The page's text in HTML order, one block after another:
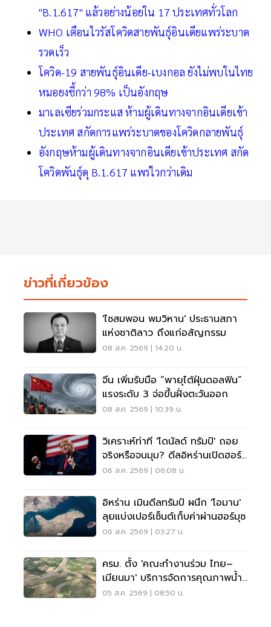
"B.1.617" แล้วอย่างน้อยใน 17 ประเทศทั่วโลก
WHO เตือนไวรัสโควิดสายพันธุ์อินเดียแพร่ระบาด
รวดเร็ว
โควิด-19 สายพันธุ์อินเดีย-เบงกอล ยังไม่พบในไทย
หมอยงชี้กว่า 98% เป็นอังกฤษ
มาเลเซียร่วมกระแส ห้ามผู้เดินทางจากอินเดียเข้า
ประเทศ สกัดการแพร่ระบาดของโควิดกลายพันธุ์
อังกฤษห้ามผู้เดินทางจากอินเดียเข้าประเทศ สกัด
โควิดพันธุ์ดุ B.1.617 แพร่ไวกว่าเดิม
ข่าวที่เกี่ยวข้อง
'ไซสมพอน พมวิหาน' ประธานสภา
แห่งชาติลาว ถึงแก่อสัญกรรม
08 ส.ค. 2569 | 14:20 น.
จีน เพิ่มรับมือ “พายุไต้ฝุ่นดอลฟิน”
แรงระดับ 3 จ่อขึ้นฝั่งตะวันออก
08 ส.ค. 2569 | 10:39 น.
วิเคราะห์ท่าที 'โดนัลด์ ทรัมป์' ถอย
จริงหรือจนมุม? ดีลอิหร่านเปิดฮอร์
มุซ
06 ส.ค. 2569 | 06:08 น.
อิหร่าน เมินดีลทรัมป์ ผนึก 'โอมาน'
ลุยแบ่งเปอร์เซ็นต์เก็บค่าผ่านฮอร์มุซ
06 ส.ค. 2569 | 03:27 น.
ครม. ตั้ง 'คณะทำงานร่วม ไทย–
เมียนมา' บริการจัดการคุณภาพน้ำ
ข้ามแดน
05 ส.ค. 2569 | 08:50 น.